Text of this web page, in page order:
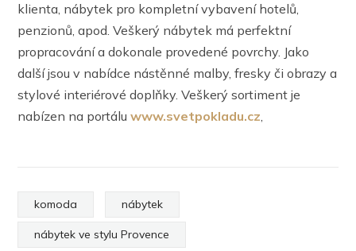
klienta, nábytek pro kompletní vybavení hotelů,
penzionů, apod. Veškerý nábytek má perfektní
propracování a dokonale provedené povrchy. Jako
další jsou v nabídce nástěnné malby, fresky či obrazy a
stylové interiérové doplňky. Veškerý sortiment je
nabízen na portáluwww.svetpokladu.cz,
komoda nábytek
nábytek ve stylu Provence